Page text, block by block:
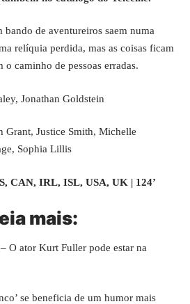
bando de aventureiros saem numa
relíquia perdida, mas as coisas ficam
o caminho de pessoas erradas.
Jonathan Goldstein
Grant, Justice Smith, Michelle
Sophia Lillis
CAN, IRL, ISL, USA, UK | 124’
mais:
O ator Kurt Fuller pode estar na
se beneficia de um humor mais